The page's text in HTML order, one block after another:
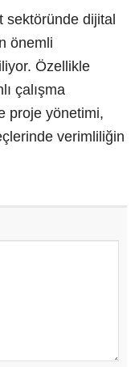
sektöründe dijital
önemli
Özellikle
çalışma
proje yönetimi,
verimliliğin